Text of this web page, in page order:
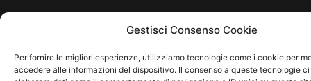
Gestisci Consenso Cookie
Per fornire le migliori esperienze, utilizziamo tecnologie come i cookie per
accedere alle informazioni del dispositivo. Il consenso a queste tecnologie